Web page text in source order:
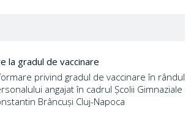
la gradul de vaccinare
privind gradul de vaccinare în rândul
angajat în cadrul Școlii Gimnaziale
Brâncuși Cluj-Napoca